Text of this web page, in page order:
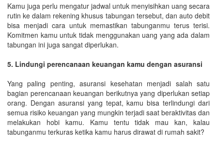
Kamu juga perlu mengatur jadwal untuk menyisihkan uang secara
rutin ke dalam rekening khusus tabungan tersebut, dan auto debit
bisa menjadi cara untuk memastikan tabunganmu terus terisi.
Komitmen kamu untuk tidak menggunakan uang yang ada dalam
tabungan ini juga sangat diperlukan.
5. Lindungi perencanaan keuangan kamu dengan asuransi
Yang paling penting, asuransi kesehatan menjadi salah satu
bagian perencanaan keuangan berikutnya yang diperlukan setiap
orang. Dengan asuransi yang tepat, kamu bisa terlindungi dari
semua risiko keuangan yang mungkin terjadi saat beraktivitas dan
melakukan hobi kamu. Kamu tentu tidak mau kan, kalau
tabunganmu terkuras ketika kamu harus dirawat di rumah sakit?